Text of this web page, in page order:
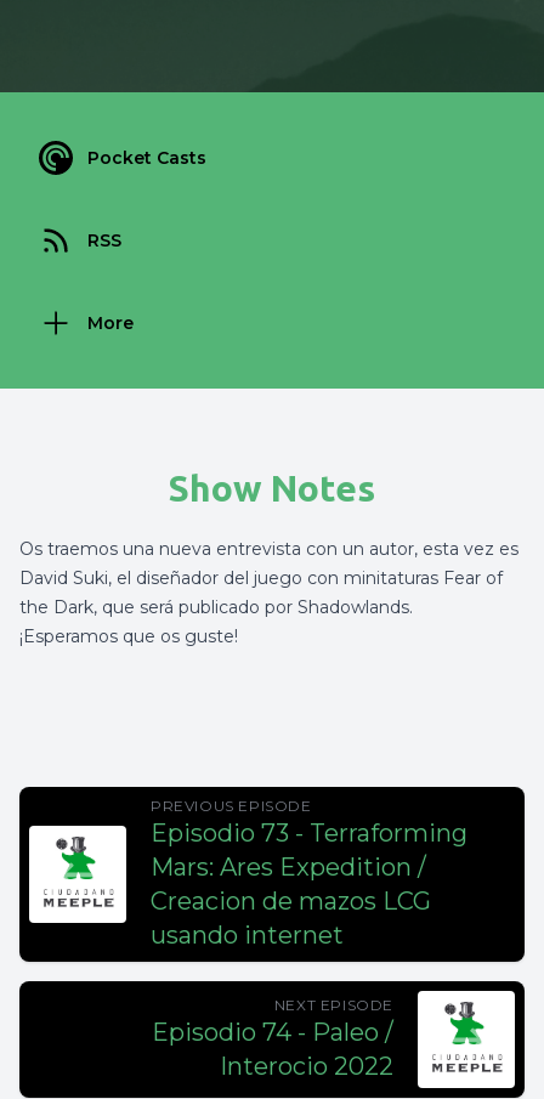
Pocket Casts
RSS
More
Show Notes
Os traemos una nueva entrevista con un autor, esta vez es
David Suki, el diseñador del juego con minitaturas Fear of
the Dark, que será publicado por Shadowlands.
¡Esperamos que os guste!
PREVIOUS EPISODE
Episodio 73 - Terraforming
Mars: Ares Expedition /
Creacion de mazos LCG
usando internet
NEXT EPISODE
Episodio 74 - Paleo /
Interocio 2022